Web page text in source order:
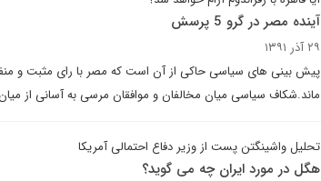
آینده مصر در گرو 5 پرسش
۲۹ آذر ۱۳۹۱
پیش بینی های سیاسی حاکی از آن است که مصر با رای مثبت و
ماند.شکاف سیاسی میان مخالفان و موافقان مرسی به آسانی از
تحلیل واشینگتن پست از وزیر دفاع احتمالی آمریکا
هگل در مورد ایران چه می گوید؟